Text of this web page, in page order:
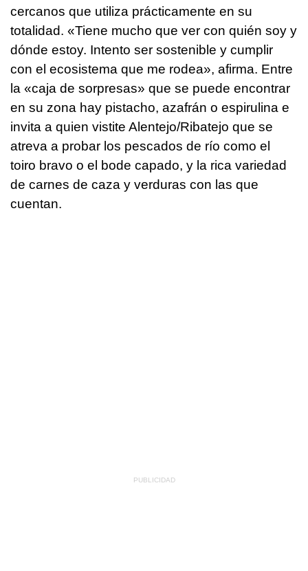
cercanos que utiliza prácticamente en su
totalidad. «Tiene mucho que ver con quién soy y
dónde estoy. Intento ser sostenible y cumplir
con el ecosistema que me rodea», afirma. Entre
la «caja de sorpresas» que se puede encontrar
en su zona hay pistacho, azafrán o espirulina e
invita a quien vistite Alentejo/Ribatejo que se
atreva a probar los pescados de río como el
toiro bravo o el bode capado, y la rica variedad
de carnes de caza y verduras con las que
cuentan.